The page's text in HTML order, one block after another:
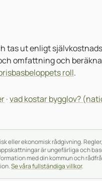
tas ut enligt
omfattning och
roll.
·vad kostar bygglov?
eller ekonomisk rådgivning.
är ungefärliga och
med din kommun och
Se våra fullständiga villkor.